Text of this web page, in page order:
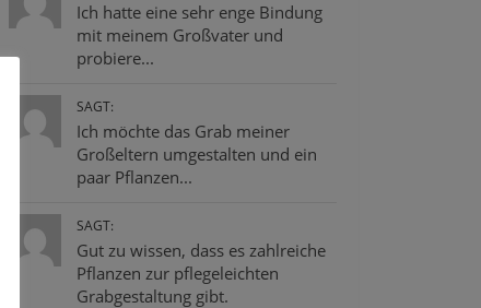
Ich hatte eine sehr enge Bindung
mit meinem Großvater und
probiere...
SAGT:
Ich möchte das Grab meiner
Großeltern umgestalten und ein
paar Pflanzen...
SAGT:
Gut zu wissen, dass es zahlreiche
Pflanzen zur pflegeleichten
Grabgestaltung gibt.